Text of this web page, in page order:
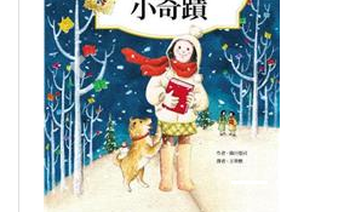
Previous